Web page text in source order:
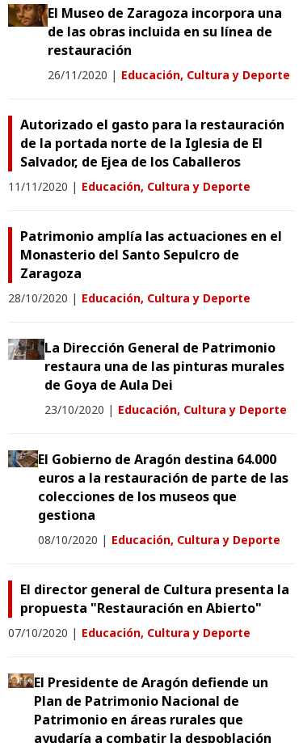
El Museo de Zaragoza incorpora una
de las obras incluida en su línea de
restauración
26/11/2020 | Educación, Cultura y Deporte
Autorizado el gasto para la restauración
de la portada norte de la Iglesia de El
Salvador, de Ejea de los Caballeros
11/11/2020 | Educación, Cultura y Deporte
Patrimonio amplía las actuaciones en el
Monasterio del Santo Sepulcro de
Zaragoza
28/10/2020 | Educación, Cultura y Deporte
La Dirección General de Patrimonio
restaura una de las pinturas murales
de Goya de Aula Dei
23/10/2020 | Educación, Cultura y Deporte
El Gobierno de Aragón destina 64.000
euros a la restauración de parte de las
colecciones de los museos que
gestiona
08/10/2020 | Educación, Cultura y Deporte
El director general de Cultura presenta la
propuesta "Restauración en Abierto"
07/10/2020 | Educación, Cultura y Deporte
El Presidente de Aragón defiende un
Plan de Patrimonio Nacional de
Patrimonio en áreas rurales que
ayudaría a combatir la despoblación